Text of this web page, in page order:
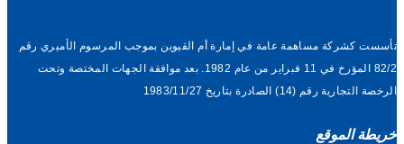
تأسست كشركة مساهمة عامة في إمارة أم القيوين بموجب المرسوم الأميري رقم
82/2 المؤرخ في 11 فبراير من عام 1982. بعد موافقة الجهات المختصة وتحت
الرخصة التجارية رقم (14) الصادرة بتاريخ 1983/11/27
خريطة الموقع